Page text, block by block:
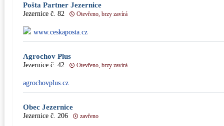
Pošta Partner Jezernice
Jezernice č. 82 Otevřeno, brzy zavírá
www.ceskaposta.cz
Agrochov Plus
Jezernice č. 42 Otevřeno, brzy zavírá
agrochovplus.cz
Obec Jezernice
Jezernice č. 206 zavřeno